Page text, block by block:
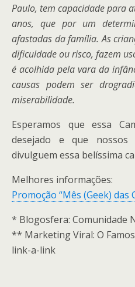
Paulo, tem capacidade para
anos, que por um
afastadas da família. As
dificuldade ou risco, fazem
é acolhida pela vara da
causas podem ser
miserabilidade.
Esperamos que essa
desejado e que
divulguem essa belíssima
Melhores informações:
Promoção “Mês (Geek) das
* Blogosfera: Comunidade
** Marketing Viral: O
link-a-link